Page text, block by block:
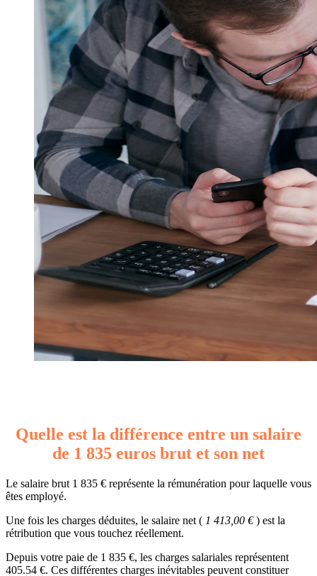
Quelle est la différence entre un salaire
de 1 835 euros brut et son net
Le salaire brut 1 835 € représente la rémunération pour laquelle vous
êtes employé.
Une fois les charges déduites, le salaire net ( 1 413,00 €) est la
rétribution que vous touchez réellement.
Depuis votre paie de 1 835 €, les charges salariales représentent
405.54 €. Ces différentes charges inévitables peuvent constituer